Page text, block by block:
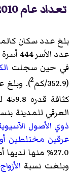
تعداد عام 2010
بلغ عدد سكان كالمار 978 نسمة
في حين سجلت
(352.9/كم
2
كثافة قدره 459.8 لكل ميل مربع (177.5/كم
العرقي للمدينة بنسبة
ذوي الأصول
عرقين مختلطين أو
27.0% منها
وبلغت نسبة الأزواج